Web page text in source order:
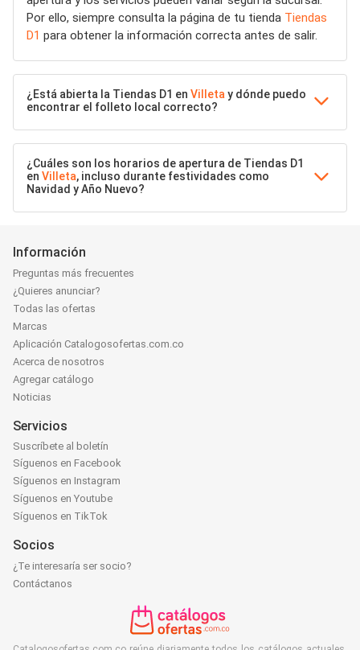
Por ello, siempre consulta la página de tu tienda Tiendas
D1 para obtener la información correcta antes de salir.
¿Está abierta la Tiendas D1 en Villeta y dónde puedo
encontrar el folleto local correcto?
¿Cuáles son los horarios de apertura de Tiendas D1
en Villeta, incluso durante festividades como
Navidad y Año Nuevo?
Información
Preguntas más frecuentes
¿Quieres anunciar?
Todas las ofertas
Marcas
Aplicación Catalogosofertas.com.co
Acerca de nosotros
Agregar catálogo
Noticias
Servicios
Suscríbete al boletín
Síguenos en Facebook
Síguenos en Instagram
Síguenos en Youtube
Síguenos en TikTok
Socios
¿Te interesaría ser socio?
Contáctanos